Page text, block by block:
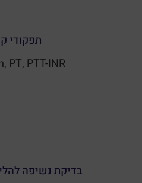
תפקודי
PT, PTT-INR
בדיקת נשיפה